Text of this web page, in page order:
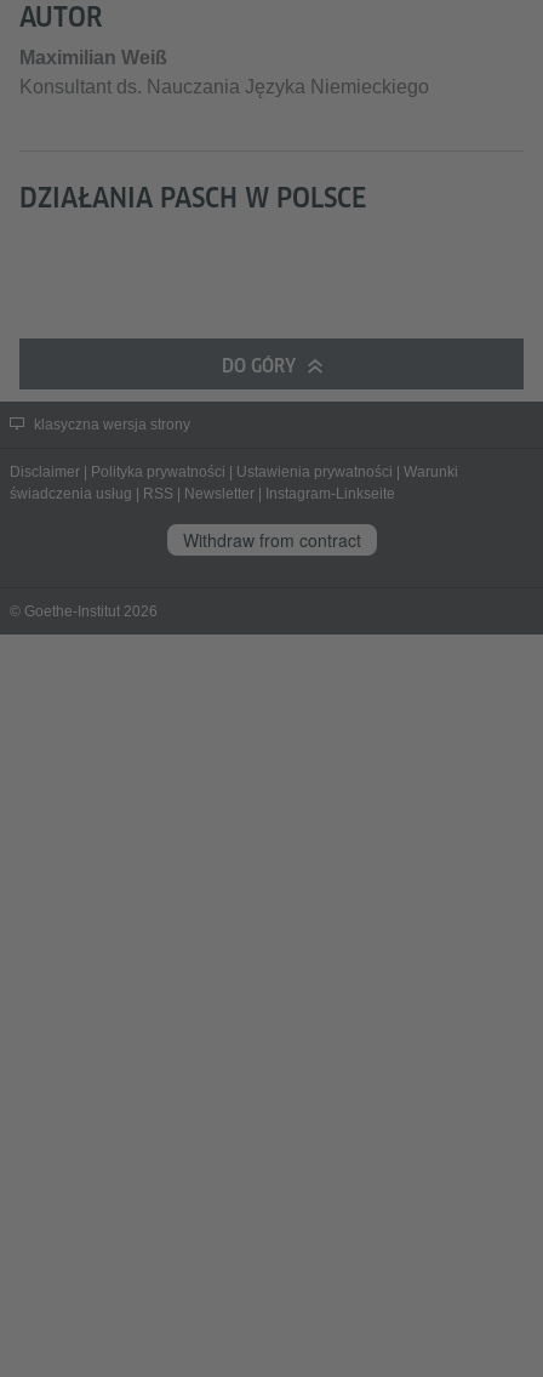
AUTOR
Maximilian Weiß
Konsultant ds. Nauczania Języka Niemieckiego
DZIAŁANIA PASCH W POLSCE
DO GÓRY
klasyczna wersja strony
Disclaimer Polityka prywatności Ustawienia prywatności
Warunki
świadczenia usług
RSS Newsletter Instagram-Linkseite
Withdraw from contract
© Goethe-Institut 2026